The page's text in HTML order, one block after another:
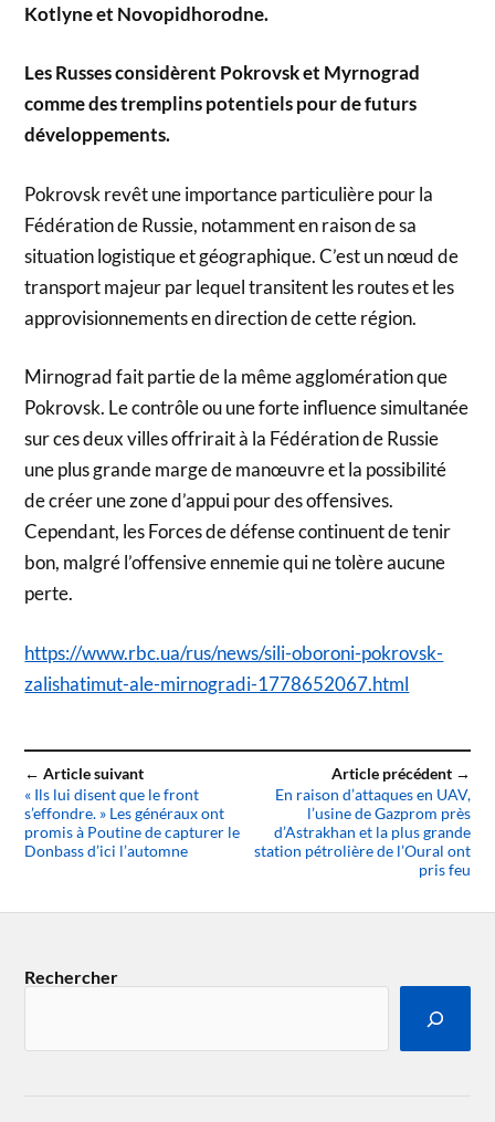
Kotlyne et Novopidhorodne.
Les Russes considèrent Pokrovsk et Myrnograd
comme des tremplins potentiels pour de futurs
développements.
Pokrovsk revêt une importance particulière pour la
Fédération de Russie, notamment en raison de sa
situation logistique et géographique. C’est un nœud de
transport majeur par lequel transitent les routes et les
approvisionnements en direction de cette région.
Mirnograd fait partie de la même agglomération que
Pokrovsk. Le contrôle ou une forte influence simultanée
sur ces deux villes offrirait à la Fédération de Russie
une plus grande marge de manœuvre et la possibilité
de créer une zone d’appui pour des offensives.
Cependant, les Forces de défense continuent de tenir
bon, malgré l’offensive ennemie qui ne tolère aucune
perte.
https://www.rbc.ua/rus/news/sili-oboroni-pokrovsk-
zalishatimut-ale-mirnogradi-1778652067.html
← Article suivant
« Ils lui disent que le front
s’effondre. » Les généraux ont
promis à Poutine de capturer le
Donbass d’ici l’automne
Article précédent →
En raison d’attaques en UAV,
l’usine de Gazprom près
d’Astrakhan et la plus grande
station pétrolière de l’Oural ont
pris feu
Rechercher